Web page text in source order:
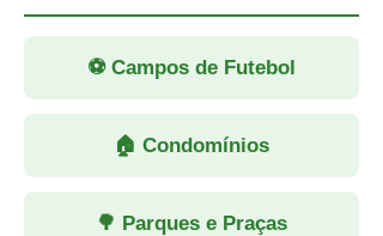
⚽ Campos de Futebol
🏠 Condomínios
🌳 Parques e Praças